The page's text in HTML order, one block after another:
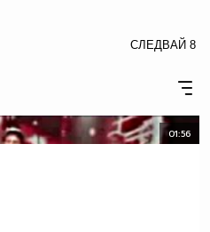
СЛЕДВАЙ 8
01:56